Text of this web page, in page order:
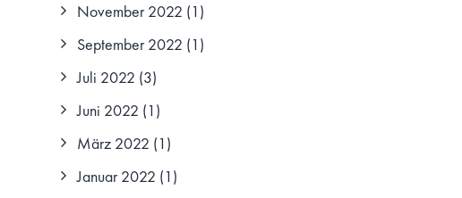
November 2022 (1)
September 2022 (1)
Juli 2022 (3)
Juni 2022 (1)
März 2022 (1)
Januar 2022 (1)